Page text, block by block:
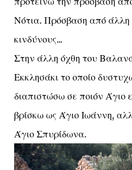
Νότια. Πρόσβαση από άλλη
κινδύνους...
Στην άλλη όχθη του
Εκκλησάκι το οποίο
διαπιστώσω σε ποιόν Άγιο
βρίσκω ως Άγιο Ιωάννη,
Άγιο Σπυρίδωνα.